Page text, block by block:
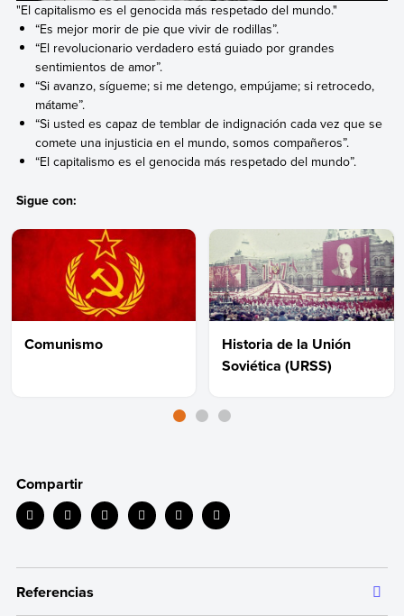
"El capitalismo es el genocida más respetado del mundo."
“Es mejor morir de pie que vivir de rodillas”.
“El revolucionario verdadero está guiado por grandes
sentimientos deamor”.
“Si avanzo, sígueme; si me detengo, empújame; si retrocedo,
mátame”.
“Si usted es capaz de temblar de indignación cada vez que se
comete una injusticia en el mundo, somos compañeros”.
“Elcapitalismo es el genocida más respetado del mundo”.
Sigue con:
Comunismo
Historia de la Unión
Soviética (URSS)
Compartir
Referencias